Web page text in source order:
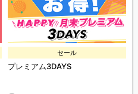
セール
プレミアム3DAYS